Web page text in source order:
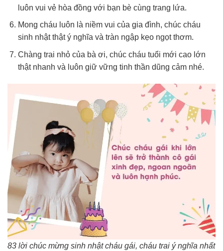
luôn vui vẻ hòa đồng với bạn bè cùng trang lứa.
Mong cháu luôn là niềm vui của gia đình, chúc cháu
sinh nhật thật ý nghĩa và tràn ngập kẹo ngọt thơm.
Chàng trai nhỏ của bà ơi, chúc cháu tuổi mới cao lớn
thật nhanh và luôn giữ vững tinh thần dũng cảm nhé.
83 lời chúc mừng sinh nhật cháu gái, cháu trai ý nghĩa nhất